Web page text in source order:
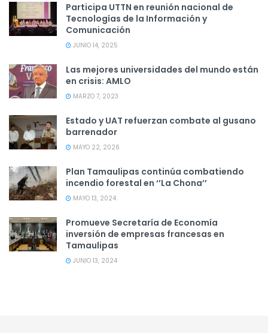
Participa UTTN en reunión nacional de
Tecnologías de la Información y
Comunicación
JUNIO 14, 2025
Las mejores universidades del mundo están
en crisis: AMLO
MARZO 7, 2023
Estado y UAT refuerzan combate al gusano
barrenador
MAYO 22, 2026
Plan Tamaulipas continúa combatiendo
incendio forestal en ‘’La Chona’’
MAYO 13, 2024
Promueve Secretaría de Economía
inversión de empresas francesas en
Tamaulipas
JUNIO 13, 2024